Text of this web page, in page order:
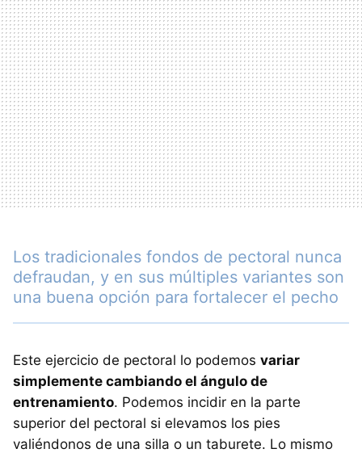
Los tradicionales fondos de pectoral nunca
defraudan, y en sus múltiples variantes son
una buena opción para fortalecer el pecho
Este ejercicio de pectoral lo podemos variar
simplemente cambiando el ángulo de
entrenamiento. Podemos incidir en la parte
superior del pectoral si elevamos los pies
valiéndonos de una silla o un taburete. Lo mismo